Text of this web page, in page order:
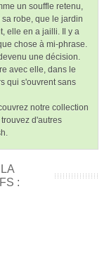
un souffle retenu,
robe, que le jardin
elle en a jailli . Il y a
chose à mi-phrase.
une décision.
avec elle, dans le
qui s'ouvrent sans
notre collection
trouvez d'autres
: